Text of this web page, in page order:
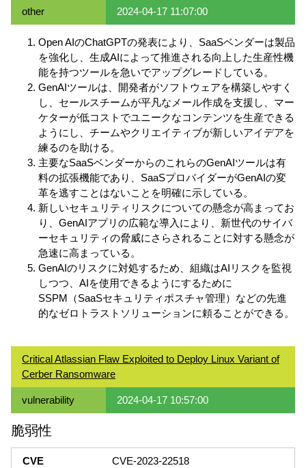
other 2024-04-17 11:07:00
Open AIのChatGPTの発表により、SaaSベンダーは製品
を強化し、生成AIによって推進される向上した生産性機
能を持つツールを急いでアップグレードしている。
GenAIツールは、開発者がソフトウェアを構築しやすく
し、セールスチームが平凡なメール作成を支援し、マー
ケターが低コストでユニークなコンテンツを生産できる
ようにし、チームやクリエイティブが新しいアイデアを
練るのを助ける。
主要なSaaSベンダーからのこれらのGenAIツールは有
料の拡張機能であり、SaaSプロバイダーがGenAIの変
革を逃すことはないことを明確に示している。
新しいセキュリティリスクについての懸念が高まってお
り、GenAIアプリの広範な導入により、新世代のサイバ
ーセキュリティの脅威にさらされることに対する懸念が
急速に高まっている。
GenAIのリスクに対処するため、組織はAIリスクを監視
しつつ、AIを使用できるようにするために
SSPM（SaaSセキュリティポスチャ管理）などの先進
的なゼロトラストソリューションに頼ることができる。
Critical Atlassian Flaw Exploited to Deploy Linux Variant of
Cerber Ransomware
vulnerability 2024-04-17 10:57:00
脆弱性
CVE CVE-2023-22518